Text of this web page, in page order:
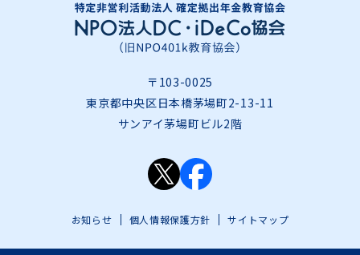
〒103-0025
東京都中央区日本橋茅場町2-13-11
サンアイ茅場町ビル2階
お知らせ 個人情報保護方針 サイトマップ